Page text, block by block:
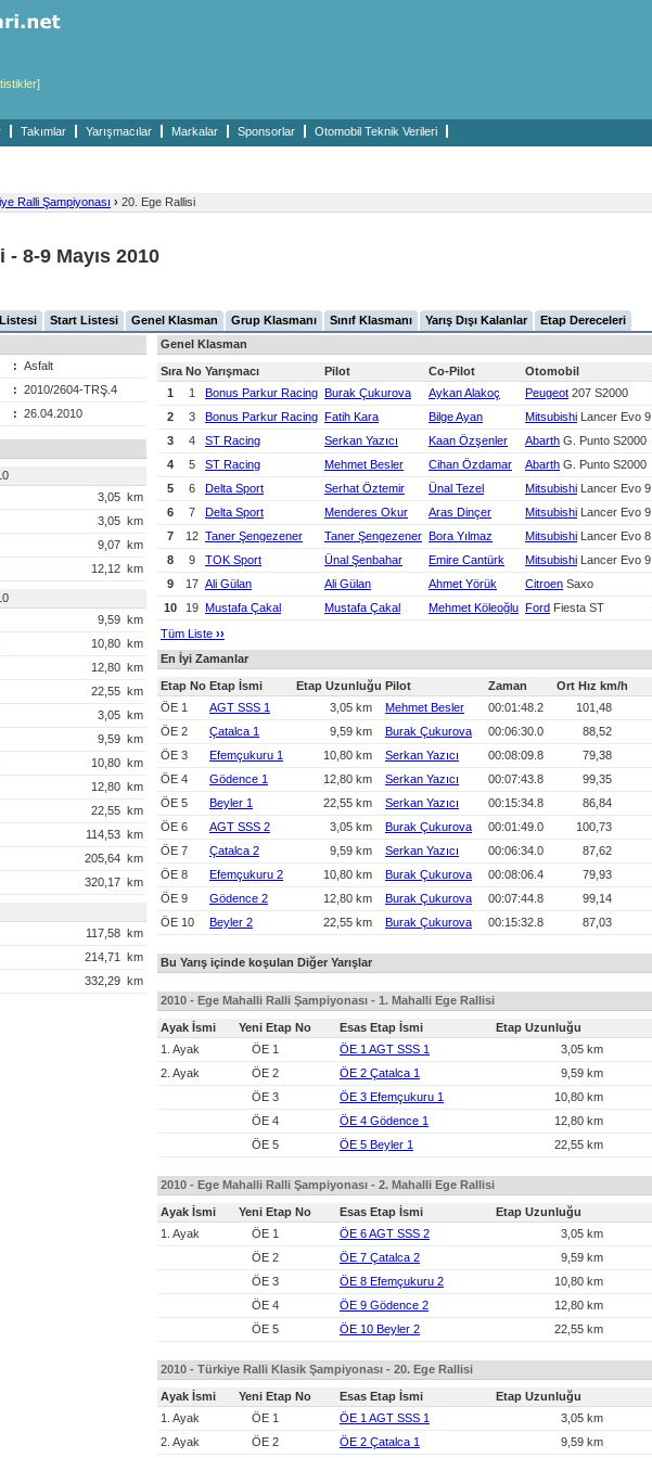
Takımlar Yarışmacılar Markalar Sponsorlar Otomobil Teknik Verileri
Ralli Şampiyonası › 20. Ege Rallisi
8-9 Mayıs 2010
Start Listesi Genel Klasman Grup Klasmanı Sınıf Klasmanı Yarış Dışı Kalanlar
Etap Dereceleri
: Asfalt
: 2010/2604-TRŞ.4
: 26.04.2010
3,05 km
3,05 km
9,07 km
12,12 km
9,59 km
10,80 km
12,80 km
22,55 km
3,05 km
9,59 km
10,80 km
12,80 km
22,55 km
114,53 km
205,64 km
320,17 km
117,58 km
214,71
km
332,29 km
Genel Klasman
Sıra No Yarışmacı Pilot Co-Pilot Otomobil
1
1 Bonus Parkur Racing Burak Çukurova Aykan Alakoç Peugeot 207 S2000
2
3 Bonus Parkur Racing Fatih Kara Bilge Ayan Mitsubishi Lancer Evo 9
3
4 ST Racing Serkan Yazıcı Kaan Özşenler Abarth G. Punto S2000
4
5 ST Racing Mehmet Besler Cihan Özdamar Abarth G. Punto S2000
5
6 Delta Sport Serhat Öztemir Ünal Tezel Mitsubishi Lancer Evo 9
6
7 Delta Sport Menderes Okur Aras Dinçer Mitsubishi Lancer Evo 9
7
12 Taner Şengezener Taner Şengezener Bora Yılmaz Mitsubishi Lancer Evo 8
8
9 TOK Sport Ünal Şenbahar Emire Cantürk Mitsubishi Lancer Evo 9
9
17 Ali Gülan Ali Gülan Ahmet Yörük Citroen Saxo
10
19 Mustafa Çakal Mustafa Çakal Mehmet Köleoğlu Ford Fiesta ST
Tüm Liste ››
En İyi Zamanlar
Etap No Etap İsmi Etap Uzunluğu Pilot Zaman
Ort Hız km/h
ÖE 1
AGT SSS 1 3,05 km Mehmet Besler 00:01:48.2
101,48
ÖE 2
Çatalca 1 9,59 km Burak Çukurova 00:06:30.0
88,52
ÖE 3
Efemçukuru 1 10,80 km Serkan Yazıcı 00:08:09.8
79,38
ÖE 4
Gödence 1 12,80 km Serkan Yazıcı 00:07:43.8
99,35
ÖE 5
Beyler 1 22,55 km Serkan Yazıcı 00:15:34.8
86,84
ÖE 6
AGT SSS 2 3,05 km Burak Çukurova 00:01:49.0
100,73
ÖE 7
Çatalca 2 9,59 km Serkan Yazıcı 00:06:34.0
87,62
ÖE 8
Efemçukuru 2 10,80 km Burak Çukurova 00:08:06.4
79,93
ÖE 9
Gödence 2 12,80 km Burak Çukurova 00:07:44.8
99,14
ÖE 10
Beyler 2 22,55 km Burak Çukurova 00:15:32.8 87,03
Bu Yarış içinde koşulan Diğer Yarışlar
2010 - Ege Mahalli Ralli Şampiyonası - 1. Mahalli Ege Rallisi
Ayak İsmi Yeni Etap No Esas Etap İsmi
Etap Uzunluğu
1. Ayak
ÖE 1 ÖE 1 AGT SSS 1
3,05 km
2. Ayak
ÖE 2 ÖE 2 Çatalca 1
9,59 km
ÖE 3
ÖE 3 Efemçukuru 1
10,80 km
ÖE 4
ÖE 4 Gödence 1
12,80 km
ÖE 5
ÖE 5 Beyler 1 22,55 km
2010 - Ege Mahalli Ralli Şampiyonası - 2. Mahalli Ege Rallisi
Ayak İsmi Yeni Etap No Esas Etap İsmi
Etap Uzunluğu
1. Ayak
ÖE 1 ÖE 6 AGT SSS 2
3,05 km
ÖE 2
ÖE 7 Çatalca 2
9,59 km
ÖE 3
ÖE 8 Efemçukuru 2
10,80 km
ÖE 4
ÖE 9 Gödence 2
12,80 km
ÖE 5
ÖE 10 Beyler 2 22,55 km
2010 - Türkiye Ralli Klasik Şampiyonası - 20. Ege Rallisi
Ayak İsmi Yeni Etap No Esas Etap İsmi
Etap Uzunluğu
1. Ayak
ÖE 1 ÖE 1 AGT SSS 1
3,05 km
2. Ayak
ÖE 2 ÖE 2 Çatalca 1 9,59 km